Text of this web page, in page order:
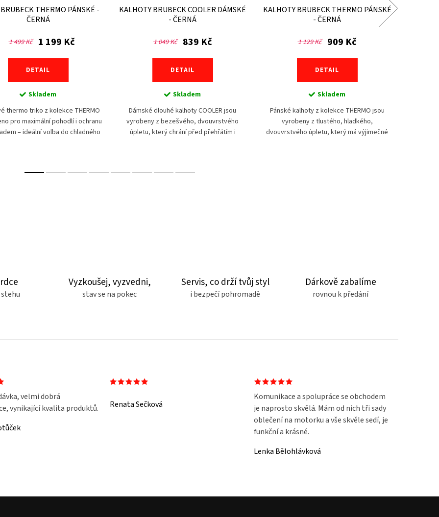
THERMO PÁNSKÉ -
ČERNÁ
1 499 Kč 1 199 Kč
DETAIL
Skladem
thermo triko z kolekce THERMO
pro maximální pohodlí i ochranu
– ideální volba do chladného
KALHOTY BRUBECK COOLER DÁMSKÉ
- ČERNÁ
1 049 Kč 839 Kč
DETAIL
Skladem
Dámské dlouhé kalhoty COOLER jsou
vyrobeny z bezešvého, dvouvrstvého
úpletu, který chrání před přehřátím i
KALHOTY BRUBECK THERMO PÁNSKÉ
- ČERNÁ
1 129 Kč 909 Kč
DETAIL
Skladem
Pánské kalhoty z kolekce THERMO jsou
vyrobeny z tlustého, hladkého,
dvouvrstvého úpletu, který má výjimečné
Vyzkoušej, vyzvedni,
stav se na pokec
Servis, co drží tvůj styl
i bezpečí pohromadě
Dárkově zabalíme
rovnou k předání
velmi dobrá
vynikající kvalita produktů.
Renata Sečková
Komunikace a spolupráce se obchodem
je naprosto skvělá. Mám od nich tři sady
oblečení na motorku a vše skvěle sedí, je
funkční a krásné.
Lenka Bělohlávková